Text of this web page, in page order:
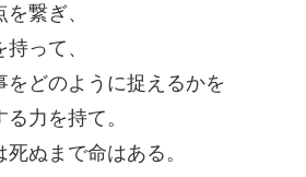
を繋ぎ、
って、
をどのように捉えるかを
る力を持て。
死ぬまで命はある。